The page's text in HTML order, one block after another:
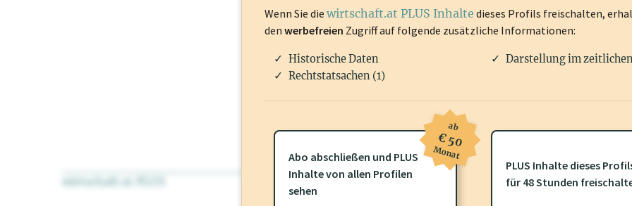
wirtschaft.at PLUS Für dieses Profil gibt es zusätzliche wirtschaft.at PLUS Inhaltedie Sie
frei oder loggen Sie sich ein um diese Inhalte zu sehen.
Wenn Sie die wirtschaft.at PLUS Inhalte dieses Profils freischalten,
den werbefreien Zugriff auf folgende zusätzliche Informationen:
Historische Daten
Darstellung im
Rechtstatsachen (1)
Abo abschließen und PLUS
Inhalte von allen Profilen
sehen
ab
€ 50
Monat
PLUS Inhalte dieses
für 48 Stunden